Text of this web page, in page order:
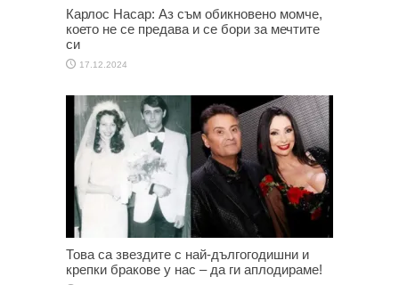
Карлос Насар: Аз съм обикновено момче,
което не се предава и се бори за мечтите
си
17.12.2024
Това са звездите с най-дългогодишни и
крепки бракове у нас – да ги аплодираме!